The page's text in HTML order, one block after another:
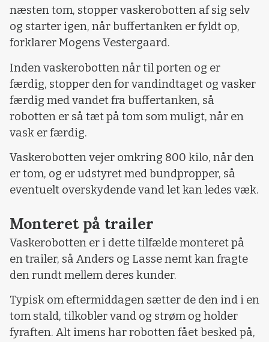
næsten tom, stopper vaskerobotten af sig selv
og starter igen, når buffertanken er fyldt op,
forklarer Mogens Vestergaard.
Inden vaskerobotten når til porten og er
færdig, stopper den for vandindtaget og vasker
færdig med vandet fra buffertanken, så
robotten er så tæt på tom som muligt, når en
vask er færdig.
Vaskerobotten vejer omkring 800 kilo, når den
er tom, og er udstyret med bundpropper, så
eventuelt overskydende vand let kan ledes væk.
Monteret på trailer
Vaskerobotten er i dette tilfælde monteret på
en trailer, så Anders og Lasse nemt kan fragte
den rundt mellem deres kunder.
Typisk om eftermiddagen sætter de den ind i en
tom stald, tilkobler vand og strøm og holder
fyraften. Alt imens har robotten fået besked på,